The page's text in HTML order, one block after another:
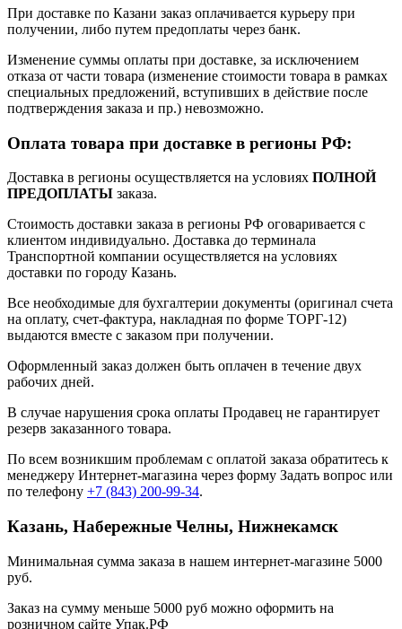
При доставке по Казани заказ оплачивается курьеру при
получении, либо путем предоплаты через банк.
Изменение суммы оплаты при доставке, за исключением
отказа от части товара (изменение стоимости товара в рамках
специальных предложений, вступивших в действие после
подтверждения заказа и пр.) невозможно.
Оплата товара при доставке в регионы РФ:
Доставка в регионы осуществляется на условиях ПОЛНОЙ
ПРЕДОПЛАТЫ заказа.
Стоимость доставки заказа в регионы РФ оговаривается с
клиентом индивидуально. Доставка до терминала
Транспортной компании осуществляется на условиях
доставки по городу Казань.
Все необходимые для бухгалтерии документы (оригинал счета
на оплату, счет-фактура, накладная по форме ТОРГ-12)
выдаются вместе с заказом при получении.
Оформленный заказ должен быть оплачен в течение двух
рабочих дней.
В случае нарушения срока оплаты Продавец не гарантирует
резерв заказанного товара.
По всем возникшим проблемам с оплатой заказа обратитесь к
менеджеру Интернет-магазина через форму Задать вопрос или
по телефону +7 (843) 200-99-34.
Казань, Набережные Челны, Нижнекамск
Минимальная сумма заказа в нашем интернет-магазине 5000
руб.
Заказ на сумму меньше 5000 руб можно оформить на
розничном сайте Упак.РФ